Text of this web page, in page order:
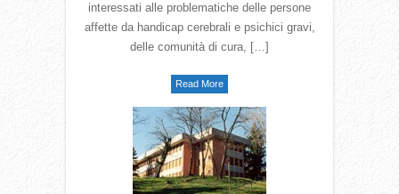
interessati alle problematiche delle persone
affette da handicap cerebrali e psichici gravi,
delle comunità di cura, […]
Read More